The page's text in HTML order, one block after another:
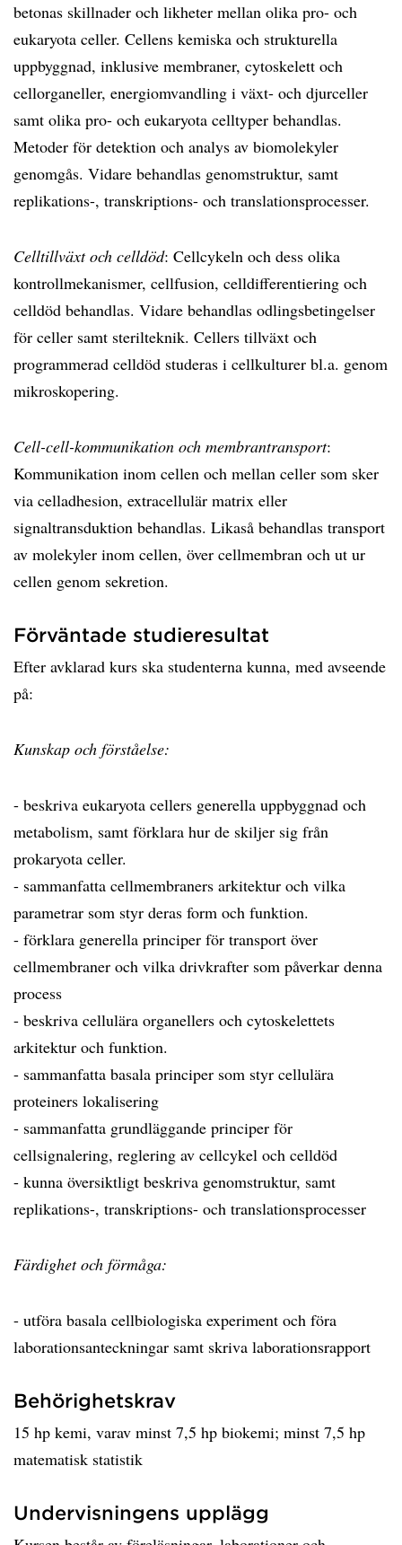
betonas skillnader och likheter mellan olika pro- och
eukaryota celler. Cellens kemiska och strukturella
uppbyggnad, inklusive membraner, cytoskelett och
cellorganeller, energiomvandling i växt- och djurceller
samt olika pro- och eukaryota celltyper behandlas.
Metoder för detektion och analys av biomolekyler
genomgås. Vidare behandlas genomstruktur, samt
replikations-, transkriptions- och translationsprocesser.
Celltillväxt och celldöd: Cellcykeln och dess olika
kontrollmekanismer, cellfusion, celldifferentiering och
celldöd behandlas. Vidare behandlas odlingsbetingelser
för celler samt sterilteknik. Cellers tillväxt och
programmerad celldöd studeras i cellkulturer bl.a. genom
mikroskopering.
Cell-cell-kommunikation och membrantransport:
Kommunikation inom cellen och mellan celler som sker
via celladhesion, extracellulär matrix eller
signaltransduktion behandlas. Likaså behandlas transport
av molekyler inom cellen, över cellmembran och ut ur
cellen genom sekretion.
Förväntade studieresultat
Efter avklarad kurs ska studenterna kunna, med avseende
på:
Kunskap och förståelse:
- beskriva eukaryota cellers generella uppbyggnad och
metabolism, samt förklara hur de skiljer sig från
prokaryota celler.
- sammanfatta cellmembraners arkitektur och vilka
parametrar som styr deras form och funktion.
- förklara generella principer för transport över
cellmembraner och vilka drivkrafter som påverkar denna
process
- beskriva cellulära organellers och cytoskelettets
arkitektur och funktion.
- sammanfatta basala principer som styr cellulära
proteiners lokalisering
- sammanfatta grundläggande principer för
cellsignalering, reglering av cellcykel och celldöd
- kunna översiktligt beskriva genomstruktur, samt
replikations-, transkriptions- och translationsprocesser
Färdighet och förmåga:
- utföra basala cellbiologiska experiment och föra
laborationsanteckningar samt skriva laborationsrapport
Behörighetskrav
15 hp kemi, varav minst 7,5 hp biokemi; minst 7,5 hp
matematisk statistik
Undervisningens upplägg